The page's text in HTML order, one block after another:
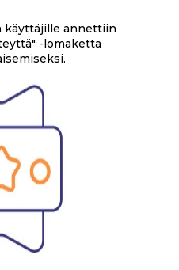
käyttäjille annettiin
-lomaketta